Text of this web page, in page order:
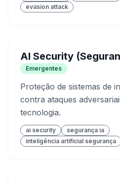
evasion attack
AI Security
Emergentes
Proteção de sistemas de
contra ataques
tecnologia.
ai security
segurança ia
inteligência artificial segurança